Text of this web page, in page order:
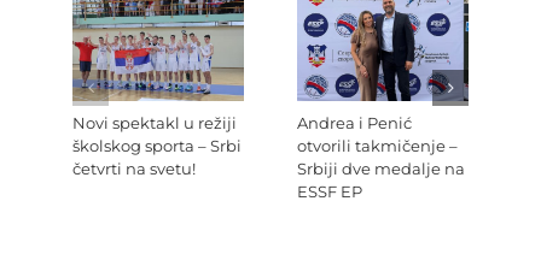
Novi spektakl u režiji
školskog sporta – Srbi
četvrti na svetu!
Andrea i Penić
otvorili takmičenje –
Srbiji dve medalje na
ESSF EP